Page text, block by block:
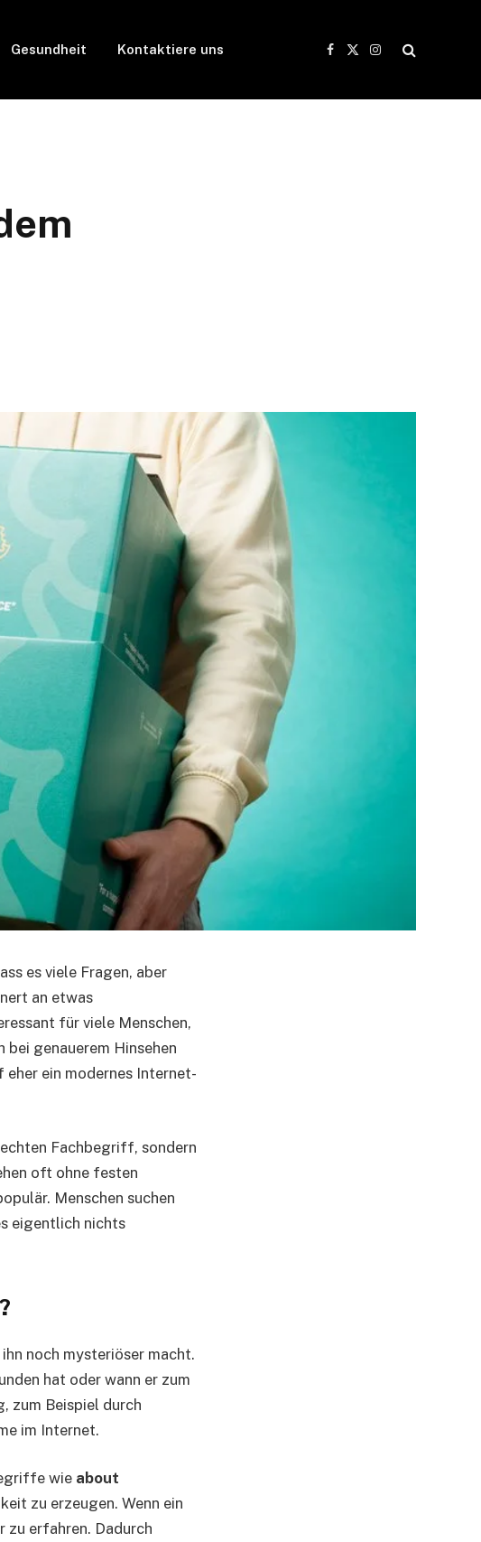
Gesundheit Kontaktiere uns
Facebook
X
Instagram
es viele Fragen, aber
an etwas
für viele Menschen,
genauerem Hinsehen
ein modernes Internet-
Fachbegriff, sondern
oft ohne festen
Menschen suchen
eigentlich nichts
noch mysteriöser macht.
hat oder wann er zum
zum Beispiel durch
im Internet.
wie about
zu erzeugen. Wenn ein
zu erfahren. Dadurch